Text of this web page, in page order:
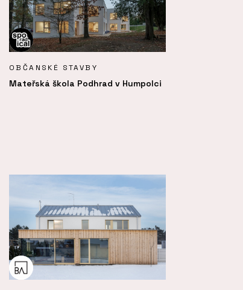
OBČANSKÉ STAVBY
Mateřská škola Podhrad v Humpolci